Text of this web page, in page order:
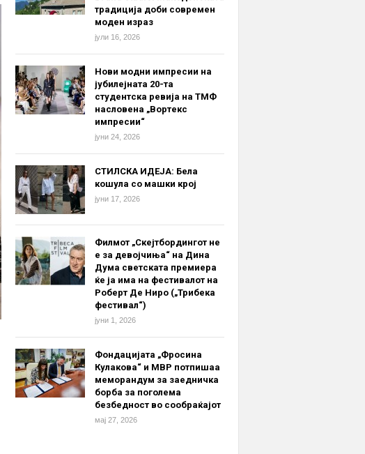
традиција доби современ
моден израз
јули 16, 2026
Нови модни импресии на
јубилејната 20-та
студентска ревија на ТМФ
насловена „Вортекс
импресии“
јуни 24, 2026
СТИЛСКА ИДЕЈА: Бела
кошула со машки крој
јуни 17, 2026
Филмот „Скејтбордингот не
е за девојчиња“ на Дина
Дума светската премиера
ќе ја има на фестивалот на
Роберт Де Ниро („Трибека
фестивал“)
јуни 1, 2026
Фондацијата „Фросина
Кулакова“ и МВР потпишаа
меморандум за заедничка
борба за поголема
безбедност во сообраќајот
мај 27, 2026